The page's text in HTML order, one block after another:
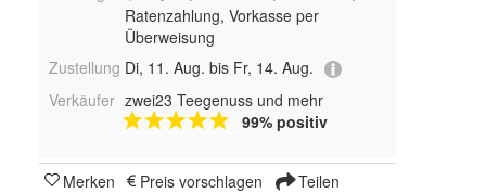
Ratenzahlung, Vorkasse per
Überweisung
Zustellung Di, 11. Aug. bis Fr, 14. Aug.
Verkäufer zwei23 Teegenuss und mehr
99% positiv
Merken Preis vorschlagen Teilen